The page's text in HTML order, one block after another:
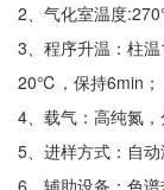
2、气化室温度
3、程序升温：柱
20℃，保持6min；
4、载气：高纯氮
5、进样方式：自动